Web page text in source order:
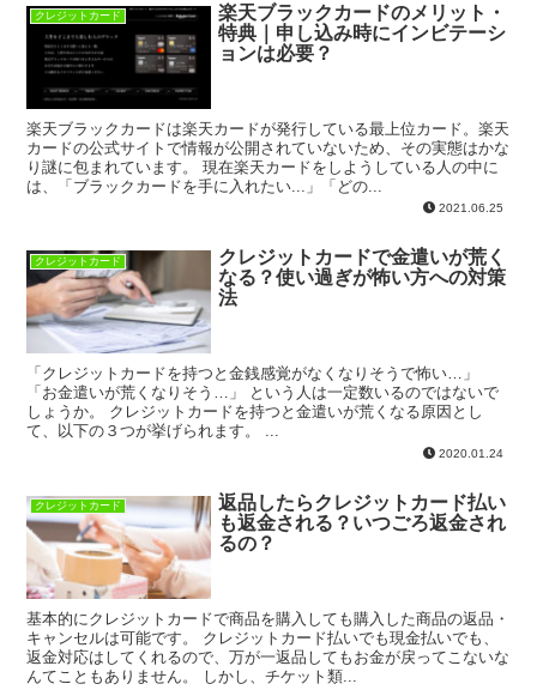
クレジットカード
楽天ブラックカードのメリット・
特典｜申し込み時にインビテーシ
ョンは必要？
楽天ブラックカードは楽天カードが発行している最上位カード。楽天
カードの公式サイトで情報が公開されていないため、その実態はかな
り謎に包まれています。 現在楽天カードをしようしている人の中に
は、「ブラックカードを手に入れたい...」「どの...
2021.06.25
クレジットカード
クレジットカードで金遣いが荒く
なる？使い過ぎが怖い方への対策
法
「クレジットカードを持つと金銭感覚がなくなりそうで怖い…」
「お金遣いが荒くなりそう…」 という人は一定数いるのではないで
しょうか。 クレジットカードを持つと金遣いが荒くなる原因とし
て、以下の３つが挙げられます。 ...
2020.01.24
クレジットカード
返品したらクレジットカード払い
も返金される？いつごろ返金され
るの？
基本的にクレジットカードで商品を購入しても購入した商品の返品・
キャンセルは可能です。 クレジットカード払いでも現金払いでも、
返金対応はしてくれるので、万が一返品してもお金が戻ってこないな
んてこともありません。 しかし、チケット類...